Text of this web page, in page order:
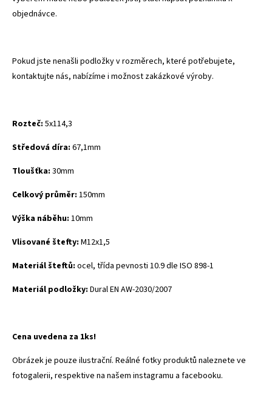
objednávce.
Pokud jste nenašli podložky v rozměrech, které potřebujete,
kontaktujte nás, nabízíme i možnost zakázkové výroby.
Rozteč: 5x114,3
Středová díra: 67,1mm
Tloušťka: 30mm
Celkový průměr: 150mm
Výška náběhu: 10mm
Vlisované štefty: M12x1,5
Materiál šteftů: ocel, třída pevnosti 10.9 dle ISO 898-1
Materiál podložky: DuralEN AW-2030/2007
Cena uvedena za 1ks!
Obrázek je pouze ilustrační. Reálné fotky produktů naleznete ve
fotogalerii, respektive na našem instagramu a facebooku.